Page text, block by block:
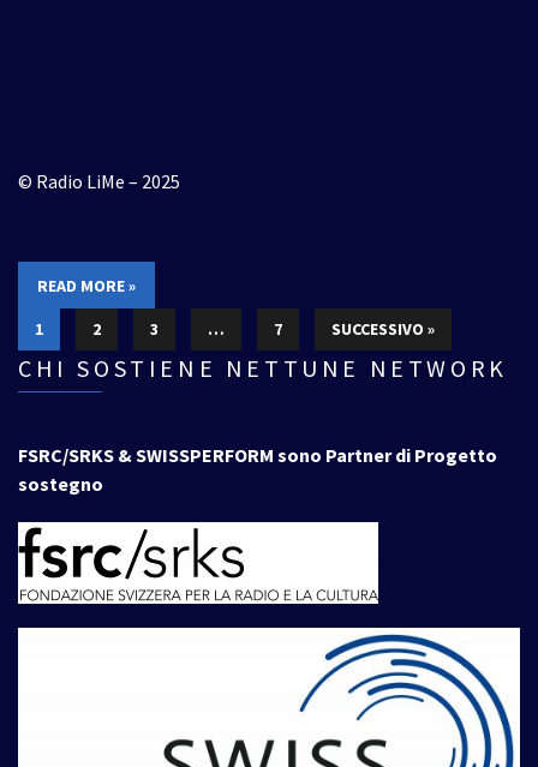
© Radio LiMe – 2025
READ MORE »
1
2 3 … 7 SUCCESSIVO »
CHI SOSTIENE NETTUNE NETWORK
FSRC/SRKS & SWISSPERFORM sono Partner di Progetto
sostegno